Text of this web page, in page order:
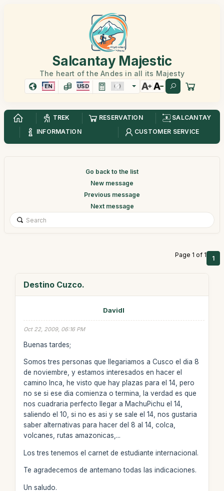
Salcantay Majestic
The heart of the Andes in all its Majesty
EN USD
TREK RESERVATION
SALCANTAY
INFORMATION
CUSTOMER SERVICE
Go back to the list
New message
Previous message
Next message
Page 1 of 1 1
Destino Cuzco.
Davidl
Oct 22, 2009, 06:16 PM
Buenas tardes;
Somos tres personas que llegariamos a Cusco el dia 8
de noviembre, y estamos interesados en hacer el
camino Inca, he visto que hay plazas para el 14, pero
no se si ese dia comienza o termina, la verdad es que
nos cuadraria perfecto llegar a MachuPichu el 14,
saliendo el 10, si no es asi y se sale el 14, nos gustaria
saber alternativas para hacer del 8 al 14, colca,
volcanes, rutas amazonicas,...
Los tres tenemos el carnet de estudiante internacional.
Te agradecemos de antemano todas las indicaciones.
Un saludo.